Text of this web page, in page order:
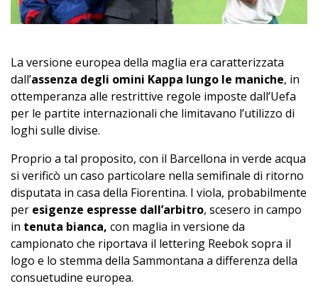
La versione europea della maglia era caratterizzata
dall’assenza degli omini Kappa lungo le maniche, in
ottemperanza alle restrittive regole imposte dall’Uefa
per le partite internazionali che limitavano l’utilizzo di
loghi sulle divise.
Proprio a tal proposito, con il Barcellona in verde acqua
si verificò un caso particolare nella semifinale di ritorno
disputata in casa della Fiorentina. I viola, probabilmente
per esigenze espresse dall’arbitro, scesero in campo
in tenuta bianca, con maglia in versione da
campionato che riportava il lettering Reebok sopra il
logo e lo stemma della Sammontana a differenza della
consuetudine europea.